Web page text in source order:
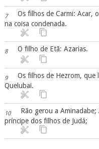
7
Os filhos de Carmi: Acar,
na coisa condenada.
8 O filho de Etã: Azarias.
9
Os filhos de Hezrom, que
Quelubai.
10
Rão gerou a
príncipe dos filhos de Judá;